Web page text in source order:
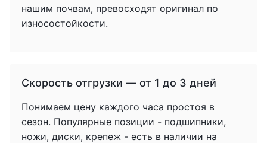
нашим почвам, превосходят оригинал по
износостойкости.
Скорость отгрузки — от 1 до 3 дней
Понимаем цену каждого часа простоя в
сезон. Популярные позиции - подшипники,
ножи, диски, крепеж - есть в наличии на